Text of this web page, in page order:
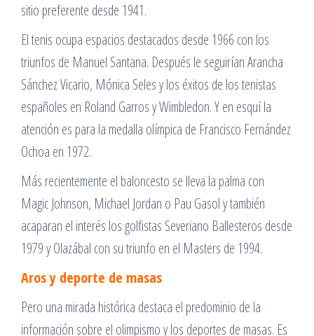
sitio preferente desde 1941.
El tenis ocupa espacios destacados desde 1966 con los
triunfos de Manuel Santana. Después le seguirían Arancha
Sánchez Vicario, Mónica Seles y los éxitos de los tenistas
españoles en Roland Garros y Wimbledon. Y en esquí la
atención es para la medalla olímpica de Francisco Fernández
Ochoa en 1972.
Más recientemente el baloncesto se lleva la palma con
Magic Johnson, Michael Jordan o Pau Gasol y también
acaparan el interés los golfistas Severiano Ballesteros desde
1979 y Olazábal con su triunfo en el Masters de 1994.
Aros y deporte de masas
Pero una mirada histórica destaca el predominio de la
información sobre el olimpismo y los deportes de masas. Es